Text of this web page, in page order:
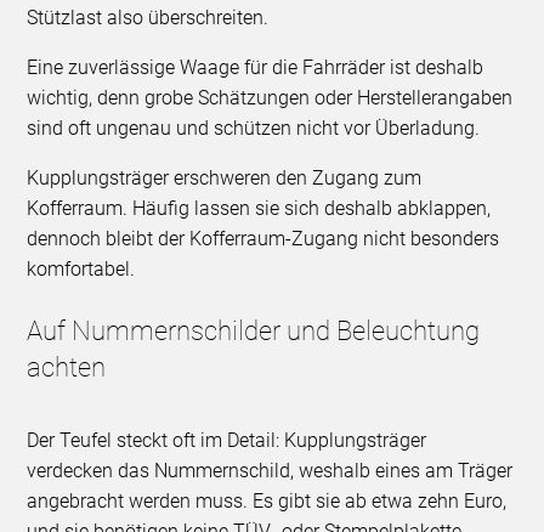
Stützlast also überschreiten.
Eine zuverlässige Waage für die Fahrräder ist deshalb
wichtig, denn grobe Schätzungen oder Herstellerangaben
sind oft ungenau und schützen nicht vor Überladung.
Kupplungsträger erschweren den Zugang zum
Kofferraum. Häufig lassen sie sich deshalb abklappen,
dennoch bleibt der Kofferraum-Zugang nicht besonders
komfortabel.
Auf Nummernschilder und Beleuchtung
achten
Der Teufel steckt oft im Detail: Kupplungsträger
verdecken das Nummernschild, weshalb eines am Träger
angebracht werden muss. Es gibt sie ab etwa zehn Euro,